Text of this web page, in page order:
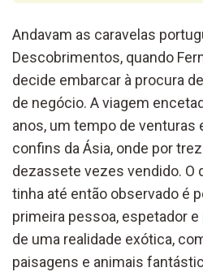
Andavam as caravelas
Descobrimentos, quando
decide embarcar à procura
de negócio. A viagem
anos, um tempo de venturas
confins da Ásia, onde por
dezassete vezes vendido. O
tinha até então observado é
primeira pessoa, espetador
de uma realidade exótica,
paisagens e animais